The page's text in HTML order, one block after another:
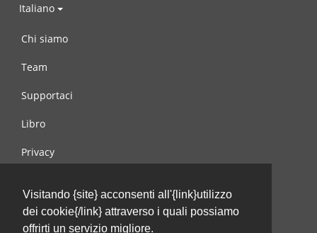
Visitando {site} acconsenti all'{link}utilizzo
dei cookie{/link} attraverso i quali possiamo
offrirti un servizio migliore.
Italiano
Chi siamo
Team
Supportaci
Libro
Privacy
Contattaci